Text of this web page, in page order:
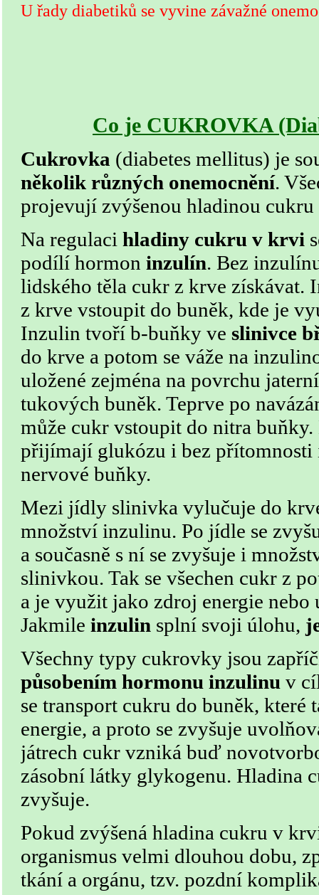
U řady diabetiků se vyvine závažné
Co je CUKROVKA
Cukrovka (diabetes mellitus) je
několik různých onemocnění.
projevují zvýšenou hladinou
Na regulaci hladiny cukru v krvi
podílí hormon inzulín. Bez
lidského těla cukr z krve získávat.
z krve vstoupit do buněk, kde je
Inzulin tvoří b-buňky ve slinivce
do krve a potom se váže na
uložené zejména na povrchu
tukových buněk. Teprve po
může cukr vstoupit do nitra
přijímají glukózu i bez
nervové buňky.
Mezi jídly slinivka vylučuje do
množství inzulinu. Po jídle se
a současně s ní se zvyšuje i
slinivkou. Tak se všechen cukr z
a je využit jako zdroj energie nebo
Jakmile inzulin splní svoji úlohu,
Všechny typy cukrovky jsou
působením hormonu inzulinu v
se transport cukru do buněk, které
energie, a proto se zvyšuje
játrech cukr vzniká buď
zásobní látky glykogenu. Hladina
zvyšuje.
Pokud zvýšená hladina cukru v
organismus velmi dlouhou dobu,
tkání a orgánu, tzv. pozdní